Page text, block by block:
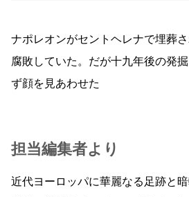
ナポレオンがセントヘレナで埋葬
腐敗していた。だが十九年後の発
ず顔を見あわせた
担当編集者より
近代ヨーロッパに華麗なる足跡と